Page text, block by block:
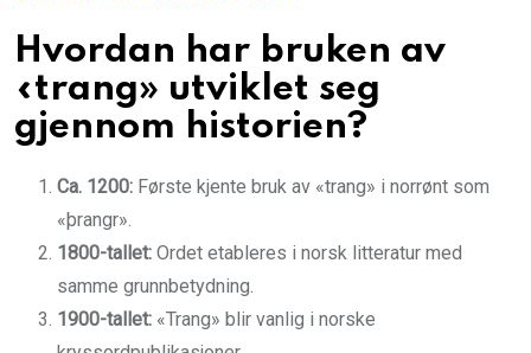
Hvordan har bruken av
«trang» utviklet seg
gjennom historien?
Ca. 1200: Første kjente bruk av «trang» i norrønt som
«þrangr».
1800-tallet: Ordet etableres i norsk litteratur med
samme grunnbetydning.
1900-tallet: «Trang» blir vanlig i norske